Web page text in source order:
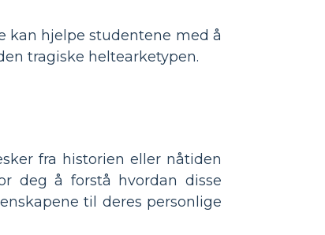
kan hjelpe studentene med å
tragiske heltearketypen.
fra historien eller nåtiden
deg å forstå hvordan disse
til deres personlige